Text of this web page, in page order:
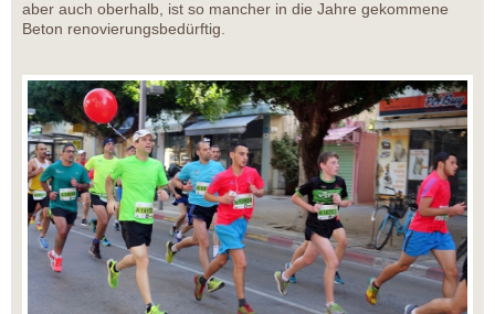
aber auch oberhalb, ist so mancher in die Jahre gekommene
Beton renovierungsbedürftig.